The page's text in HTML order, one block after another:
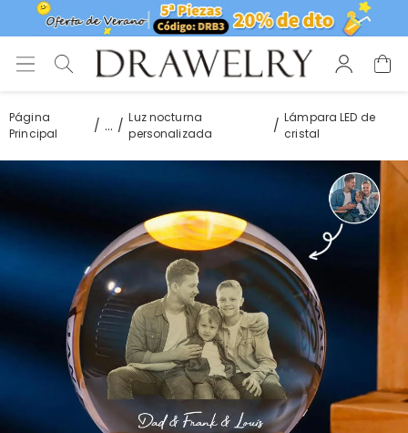
Página
Principal
...
Luz nocturna
personalizada
Lámpara LED de
cristal